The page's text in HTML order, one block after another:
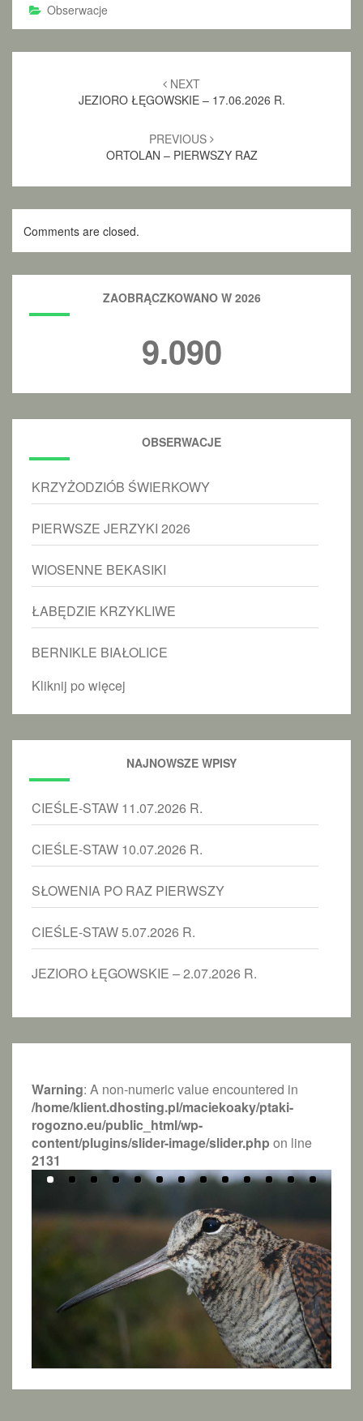
Obserwacje
navigation
NEXT
JEZIORO ŁĘGOWSKIE – 17.06.2026 R.
PREVIOUS
ORTOLAN – PIERWSZY RAZ
Comments are closed.
ZAOBRĄCZKOWANO W 2026
9.090
OBSERWACJE
KRZYŻODZIÓB ŚWIERKOWY
PIERWSZE JERZYKI 2026
WIOSENNE BEKASIKI
ŁABĘDZIE KRZYKLIWE
BERNIKLE BIAŁOLICE
Kliknij po więcej
NAJNOWSZE WPISY
CIEŚLE-STAW 11.07.2026 R.
CIEŚLE-STAW 10.07.2026 R.
SŁOWENIA PO RAZ PIERWSZY
CIEŚLE-STAW 5.07.2026 R.
JEZIORO ŁĘGOWSKIE – 2.07.2026 R.
Warning: A non-numeric value encountered in
/home/klient.dhosting.pl/maciekoaky/ptaki-
rogozno.eu/public_html/wp-
content/plugins/slider-image/slider.php on line
2131